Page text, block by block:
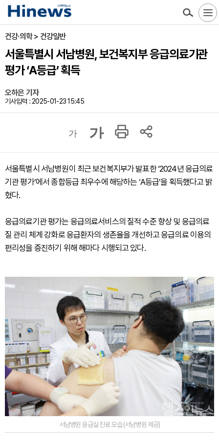
건강·의학 > 건강일반
서울특별시 서남병원, 보건복지부 응급의료기관
평가 ‘A등급’ 획득
오하은 기자
기사입력 : 2025-01-23 15:45
가 가
서울특별시 서남병원이 최근 보건복지부가 발표한 ‘2024년 응급의료
기관 평가’에서 종합등급 최우수에 해당하는 ‘A등급’을 획득했다고 밝
혔다.
응급의료기관 평가는 응급의료서비스의 질적 수준 향상 및 응급의료
질 관리 체계 강화로 응급환자의 생존율을 개선하고 응급의료 이용의
편리성을 증진하기 위해 해마다 시행되고 있다.
서남병원 응급실 진료 모습 (서남병원 제공)